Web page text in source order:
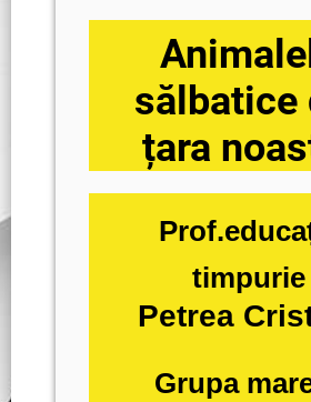
sălbatice
țara
timpurie
Petrea
Grupa